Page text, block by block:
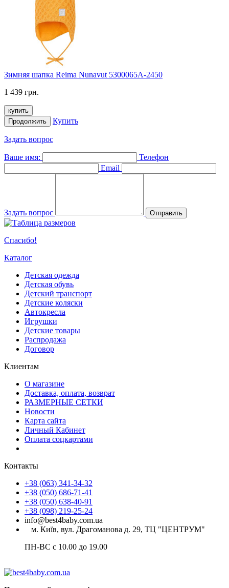
Зимняя шапка Reima Nunavut 5300065A-2450
1 439 грн.
купить
Продолжить
Купить
Задать вопрос
Ваше имя:
Телефон
Email
Задать вопрос Отправить
Спасибо!
Каталог
Детская одежда
Детская обувь
Детский транспорт
Детские коляски
Автокресла
Игрушки
Детские товары
Распродажа
Договор
Клиентам
О магазине
Доставка, оплата, возврат
РАЗМЕРНЫЕ СЕТКИ
Новости
Карта сайта
Личный Кабинет
Оплата соцкартами
Контакты
+38 (063) 341-34-32
+38 (050) 686-71-41
+38 (050) 638-40-91
+38 (098) 219-25-24
info@best4baby.com.ua
м. Київ, вул. Драгоманова д. 29, ТЦ "ЦЕНТРУМ"
ПН-ВС с 10.00 до 19.00